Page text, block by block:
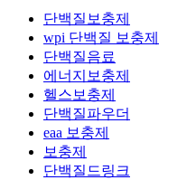
단백질보충제
wpi 단백질 보충제
단백질음료
에너지보충제
헬스보충제
단백질파우더
eaa 보충제
보충제
단백질드링크